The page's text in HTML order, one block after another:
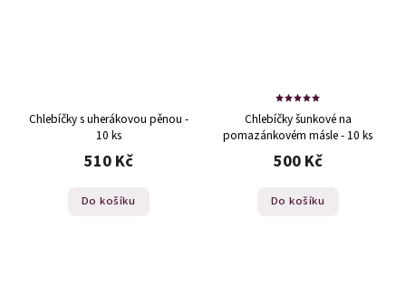
Chlebíčky s uherákovou pěnou -
10 ks
510 Kč
Do košíku
Chlebíčky šunkové na
pomazánkovém másle - 10 ks
500 Kč
Do košíku